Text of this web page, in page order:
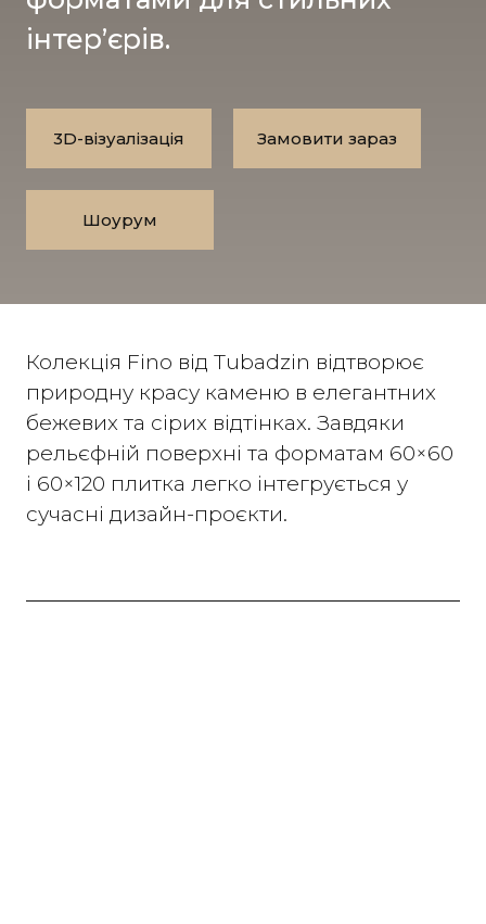
інтер’єрів.
3D-візуалізація Замовити зараз
Шоурум
Колекція Fino від Tubadzin відтворює
природну красу каменю в елегантних
бежевих та сірих відтінках. Завдяки
рельєфній поверхні та форматам 60×60
і 60×120 плитка легко інтегрується у
сучасні дизайн-проєкти.